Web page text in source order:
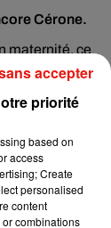
Cérone.
maternité, ce
En août 2016,
et-Cher,
mère a
deLestiou
de la petite
de
priorité
based on
access
Create
personalised
content
combinations
accepter